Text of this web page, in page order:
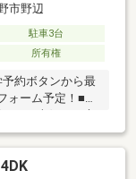
市野辺
駐車3台
所有権
約ボタンから最
ーム予定！■約
り！■南側にお庭
な住宅街！■引渡
即日ご案内可能